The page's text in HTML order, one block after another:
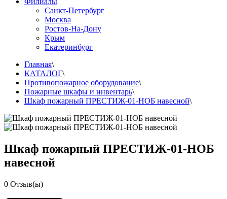
Санкт-Петербург
Москва
Ростов-На-Дону
Крым
Екатеринбург
Главная\
КАТАЛОГ\
Противопожарное оборудование\
Пожарные шкафы и инвентарь\
Шкаф пожарный ПРЕСТИЖ-01-НОБ навесной\
Шкаф пожарный ПРЕСТИЖ-01-НОБ
навесной
0 Отзыв(ы)